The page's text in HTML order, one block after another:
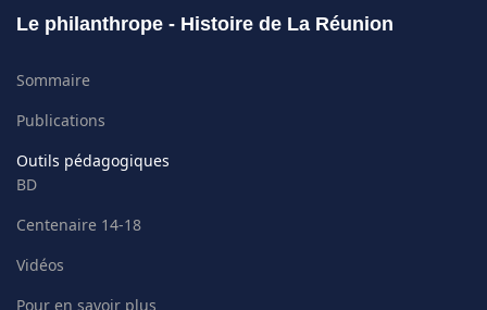
Le philanthrope - Histoire de La Réunion
Sommaire
Publications
Outils pédagogiques
BD
Centenaire 14-18
Vidéos
Pour en savoir plus